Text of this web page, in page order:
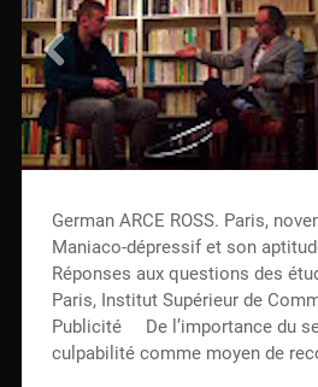
German ARCE ROSS. Paris,
Maniaco-dépressif et son
Réponses aux questions des
Paris, Institut Supérieur de
Publicité De l’importance du
culpabilité comme moyen de